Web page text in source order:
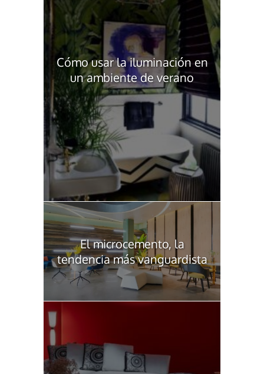
Cómo usar la iluminación en
un ambiente de verano
El microcemento, la
tendencia más vanguardista